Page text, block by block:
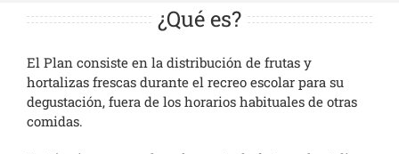
¿Qué es?
El Plan consiste en la distribución de frutas y
hortalizas frescas durante el recreo escolar para su
degustación, fuera de los horarios habituales de otras
comidas.